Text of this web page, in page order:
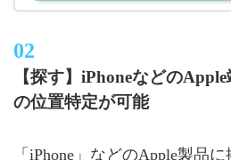
【探す】iPhoneなどの
の位置特定が可能
「iPhone」などのApple製品